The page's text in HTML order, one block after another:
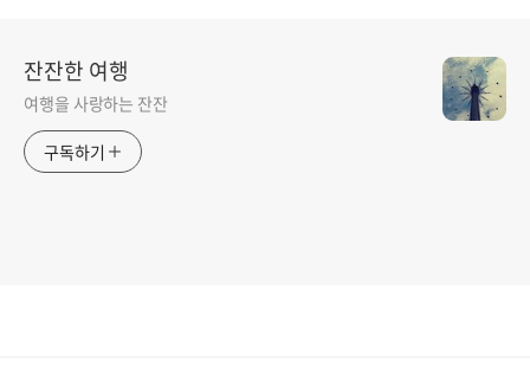
잔잔한 여행
여행을 사랑하는 잔잔
구독하기